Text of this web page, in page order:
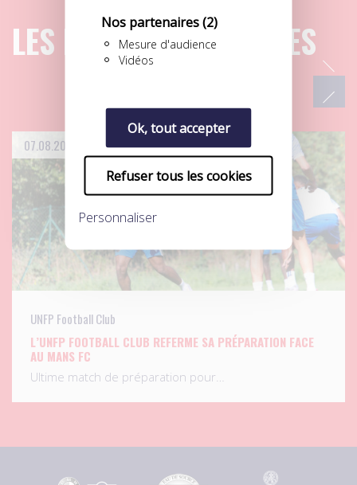
Nos partenaires(2)
Mesure d'audience
Vidéos
Ok, tout accepter
Refuser tous les cookies
Personnaliser
LES DERNIERS ARTICLES
07.08.2026
UNFP Football Club
L’UNFP FOOTBALL CLUB REFERME SA PRÉPARATION FACE
AU MANS FC
Ultime match de préparation pour…